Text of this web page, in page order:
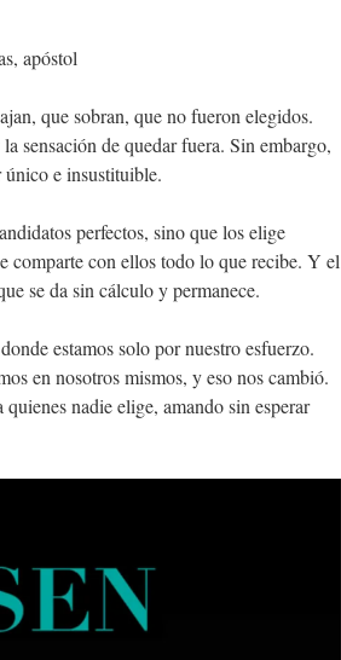
apóstol
que sobran, que no fueron elegidos.
sensación de quedar fuera. Sin embargo,
único e insustituible.
perfectos, sino que los elige
comparte con ellos todo lo que recibe. Y el
se da sin cálculo y permanece.
estamos solo por nuestro esfuerzo.
en nosotros mismos, y eso nos cambió.
nadie elige, amando sin esperar